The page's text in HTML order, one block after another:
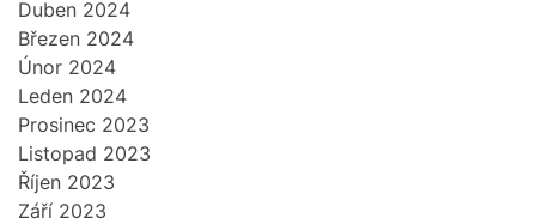
Duben 2024
Březen 2024
Únor 2024
Leden 2024
Prosinec 2023
Listopad 2023
Říjen 2023
Září 2023